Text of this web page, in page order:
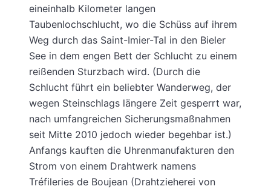
eineinhalb Kilometer langen
Taubenlochschlucht, wo die Schüss auf ihrem
Weg durch das Saint-Imier-Tal in den Bieler
See in dem engen Bett der Schlucht zu einem
reißenden Sturzbach wird. (Durch die
Schlucht führt ein beliebter Wanderweg, der
wegen Steinschlags längere Zeit gesperrt war,
nach umfangreichen Sicherungsmaßnahmen
seit Mitte 2010 jedoch wieder begehbar ist.)
Anfangs kauften die Uhrenmanufakturen den
Strom von einem Drahtwerk namens
Tréfileries de Boujean (Drahtzieherei von